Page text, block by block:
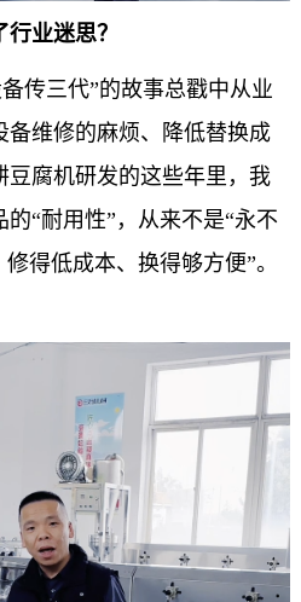
业迷思？
传三代”的故事总戳中从业
维修的麻烦、降低替换成
豆腐机研发的这些年里，我
“耐用性”，从来不是“永不
得低成本、换得够方便”。